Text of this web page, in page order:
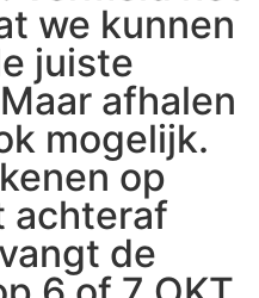
we kunnen
juiste
afhalen
mogelijk.
op
achteraf
de